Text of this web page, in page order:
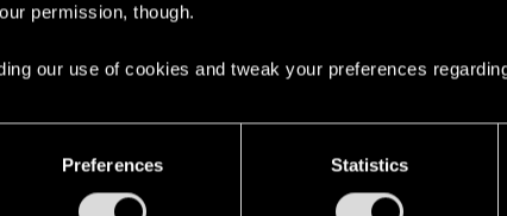
permission, though.
our use of cookies and tweak your preferences
Preferences Statistics
Schnauze :-)
und Theorien nach 450 Stunden